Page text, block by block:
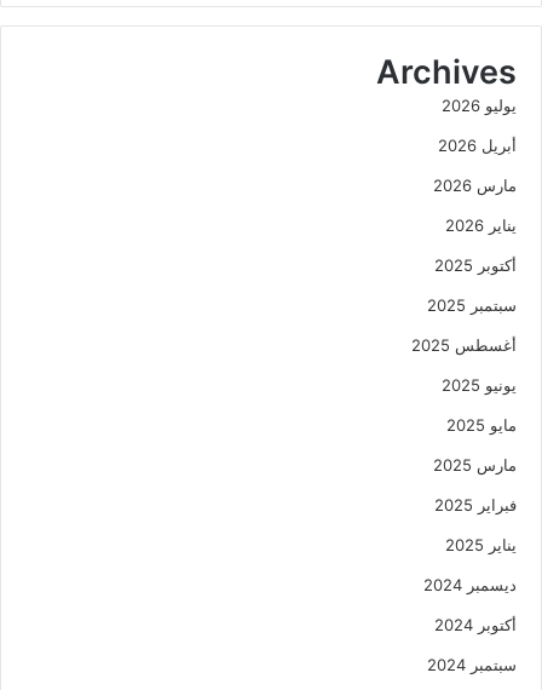
Archives
يوليو 2026
أبريل 2026
مارس 2026
يناير 2026
أكتوبر 2025
سبتمبر 2025
أغسطس 2025
يونيو 2025
مايو 2025
مارس 2025
فبراير 2025
يناير 2025
ديسمبر 2024
أكتوبر 2024
سبتمبر 2024